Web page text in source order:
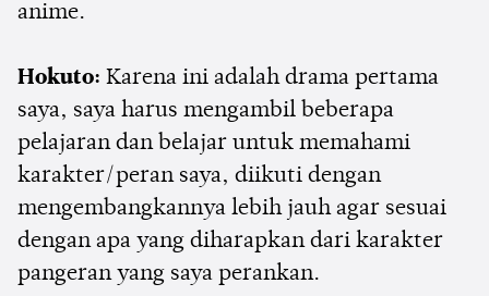
anime.
Hokuto: Karena ini adalah drama pertama
saya, saya harus mengambil beberapa
pelajaran dan belajar untuk memahami
karakter/peran saya, diikuti dengan
mengembangkannya lebih jauh agar sesuai
dengan apa yang diharapkan dari karakter
pangeran yang saya perankan.